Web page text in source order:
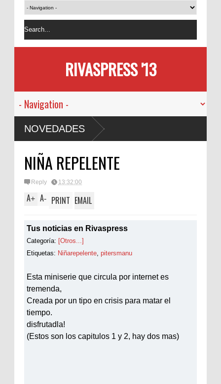
RIVASPRESS '13
NOVEDADES
NIÑA REPELENTE
Reply 13:32:00
A+ A- PRINT EMAIL
Tus noticias en Rivaspress
Categoría: [Otros...]
Etiquetas: Niñarepelente pitersmanu
Esta miniserie que circula por internet es
tremenda,
Creada por un tipo en crisis para matar el
tiempo.
disfrutadla!
(Estos son los capitulos 1 y 2, hay dos mas)